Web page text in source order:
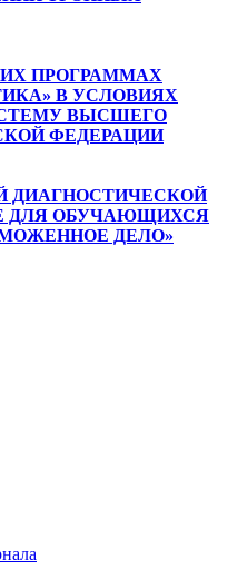
ПРОГРАММАХ
В УСЛОВИЯХ
ВЫСШЕГО
ФЕДЕРАЦИИ
ДИАГНОСТИЧЕСКОЙ
ДЛЯ ОБУЧАЮЩИХСЯ
ДЕЛО»